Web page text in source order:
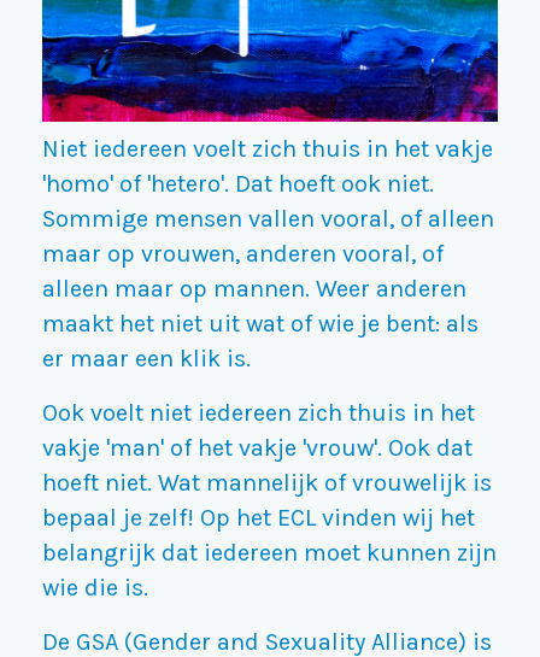
Niet iedereen voelt zich thuis in het vakje
'homo' of 'hetero'. Dat hoeft ook niet.
Sommige mensen vallen vooral, of alleen
maar op vrouwen, anderen vooral, of
alleen maar op mannen. Weer anderen
maakt het niet uit wat of wie je bent: als
er maar een klik is.
Ook voelt niet iedereen zich thuis in het
vakje 'man' of het vakje 'vrouw'. Ook dat
hoeft niet. Wat mannelijk of vrouwelijk is
bepaal je zelf! Op het ECL vinden wij het
belangrijk dat iedereen moet kunnen zijn
wie die is.
De GSA (Gender and Sexuality Alliance) is